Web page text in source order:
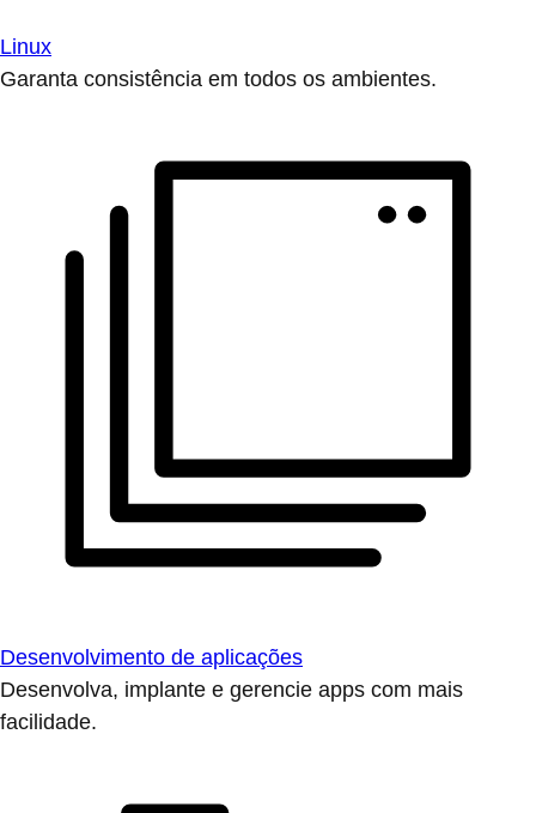
Linux
Garanta consistência em todos os ambientes.
Desenvolvimento de aplicações
Desenvolva, implante e gerencie apps com mais
facilidade.